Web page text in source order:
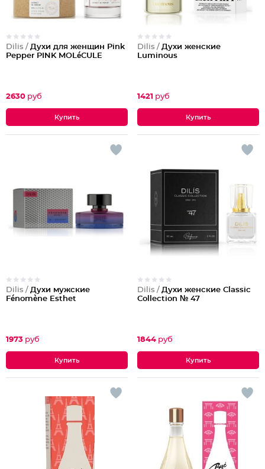
Dilis / Духи для женщин Pink
Pepper PINK MOLéCULE
2630 руб
Dilis / Духи женские
Luminous
1421 руб
Dilis / Духи мужские
Fénomène Esthet
1973 руб
Dilis / Духи женские Classic
Collection № 47
1844 руб